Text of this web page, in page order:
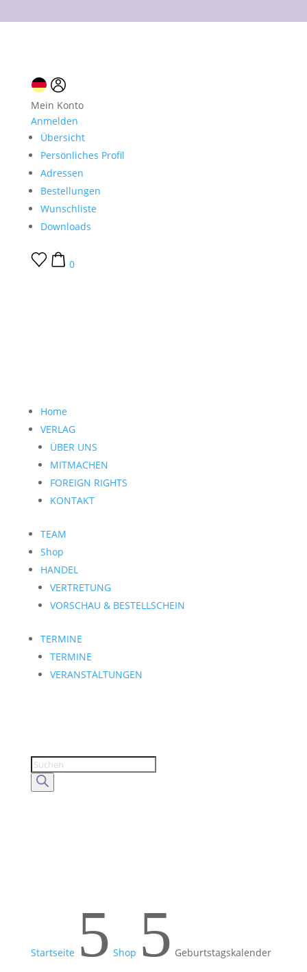
Mein Konto
Anmelden
Übersicht
Persönliches Profil
Adressen
Bestellungen
Wunschliste
Downloads
0
Home
VERLAG
ÜBER UNS
MITMACHEN
FOREIGN RIGHTS
KONTAKT
TEAM
Shop
HANDEL
VERTRETUNG
VORSCHAU & BESTELLSCHEIN
TERMINE
TERMINE
VERANSTALTUNGEN
Products
search
Startseite 5 Shop 5 Geburtstagskalender